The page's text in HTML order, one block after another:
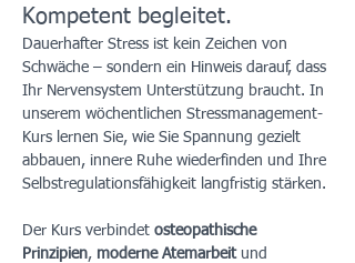
Kompetent begleitet.
Dauerhafter Stress ist kein Zeichen von
Schwäche – sondern ein Hinweis darauf, dass
Ihr Nervensystem Unterstützung braucht. In
unserem wöchentlichen Stressmanagement-
Kurs lernen Sie, wie Sie Spannung gezielt
abbauen, innere Ruhe wiederfinden und Ihre
Selbstregulationsfähigkeit langfristig stärken.
Der Kurs verbindet osteopathische
Prinzipien, moderne Atemarbeit und